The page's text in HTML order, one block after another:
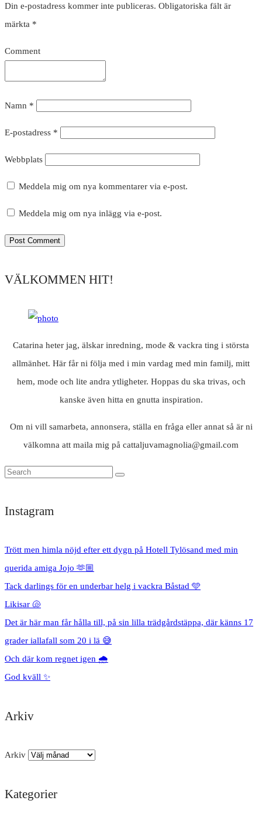
Din e-postadress kommer inte publiceras. Obligatoriska fält är
märkta *
Comment
Namn *
E-postadress *
Webbplats
Meddela mig om nya kommentarer via e-post.
Meddela mig om nya inlägg via e-post.
VÄLKOMMEN HIT!
Catarina heter jag, älskar inredning, mode & vackra ting i största
allmänhet. Här får ni följa med i min vardag med min familj, mitt
hem, mode och lite andra ytligheter. Hoppas du ska trivas, och
kanske även hitta en gnutta inspiration.
Om ni vill samarbeta, annonsera, ställa en fråga eller annat så är ni
välkomna att maila mig på cattaljuvamagnolia@gmail.com
Instagram
Trött men himla nöjd efter ett dygn på Hotell Tylösand med min
querida amiga Jojo 🫶🏼
Tack darlings för en underbar helg i vackra Båstad 🩵
Likisar 🐚
Det är här man får hålla till, på sin lilla trädgårdstäppa, där känns 17
grader iallafall som 20 i lä 😅
Och där kom regnet igen 🌧️
God kväll ✨
Arkiv
Arkiv
Kategorier